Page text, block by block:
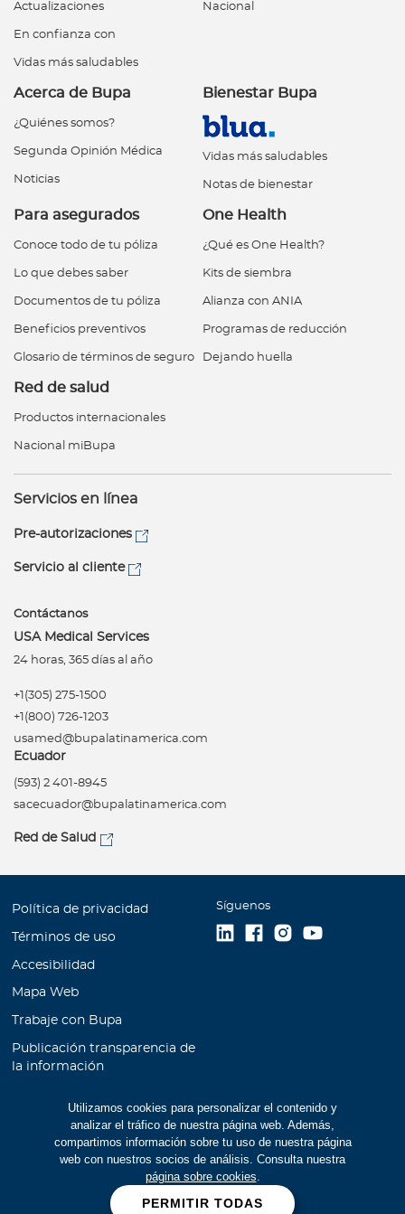
Utilizamos cookies para personalizar el contenido y
analizar el tráfico de nuestra página web. Además,
compartimos información sobre tu uso de nuestra página
web con nuestros socios de análisis. Consulta nuestra
página sobre cookies.
PERMITIR TODAS
Actualizaciones
En confianza con
Vidas más saludables
Nacional
Acerca de Bupa
¿Quiénes somos?
Segunda Opinión Médica
Noticias
Bienestar Bupa
Vidas más saludables
Notas de bienestar
Para asegurados
Conoce todo de tu póliza
Lo que debes saber
Documentos de tu póliza
Beneficios preventivos
Glosario de términos de seguro
One Health
¿Qué es One Health?
Kits de siembra
Alianza con ANIA
Programas de reducción
Dejando huella
Red de salud
Productos internacionales
Nacional miBupa
Servicios en línea
Pre-autorizaciones
Servicio al cliente
Contáctanos
USA Medical Services
24 horas, 365 días al año
+1(305) 275-1500
+1(800) 726-1203
usamed@bupalatinamerica.com
Ecuador
(593) 2 401-8945
sacecuador@bupalatinamerica.com
Red de Salud
Política de privacidad
Términos de uso
Accesibilidad
Mapa Web
Trabaje con Bupa
Publicación transparencia de
la información
Educación Financiera
Manual de prevención de
Síguenos